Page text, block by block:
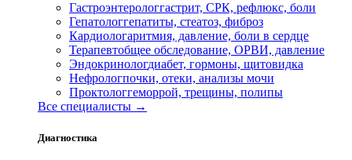
Гастроэнтерологгастрит, СРК, рефлюкс, боли
Гепатологгепатиты, стеатоз, фиброз
Кардиологаритмия, давление, боли в сердце
Терапевтобщее обследование, ОРВИ, давление
Эндокринологдиабет, гормоны, щитовидка
Нефрологпочки, отеки, анализы мочи
Проктологгеморрой, трещины, полипы
Все специалисты →
Диагностика